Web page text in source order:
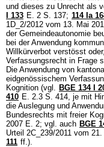
und dieses zu Unrecht als
I 133 E. 2 S. 137; 114 Ia
1D_2/2012 vom 13. Mai
der Gemeindeautonomie
bei der Anwendung
Willkürverbot verstösst
Verfassungsrecht in Frage
Die Anwendung von
eidgenössischem
Kognition (vgl. BGE 134 I
410 E. 2.3 S. 414, je mit
die Auslegung und
Bundesrechts mit freier
2007 E. 2; vgl. auch BGE
Urteil 2C_239/2011 vom
111 ff.).